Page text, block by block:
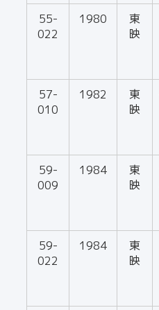
55-
022
1980
東
映
57-
010
1982
東
映
59-
009
1984
東
映
59-
022
1984
東
映